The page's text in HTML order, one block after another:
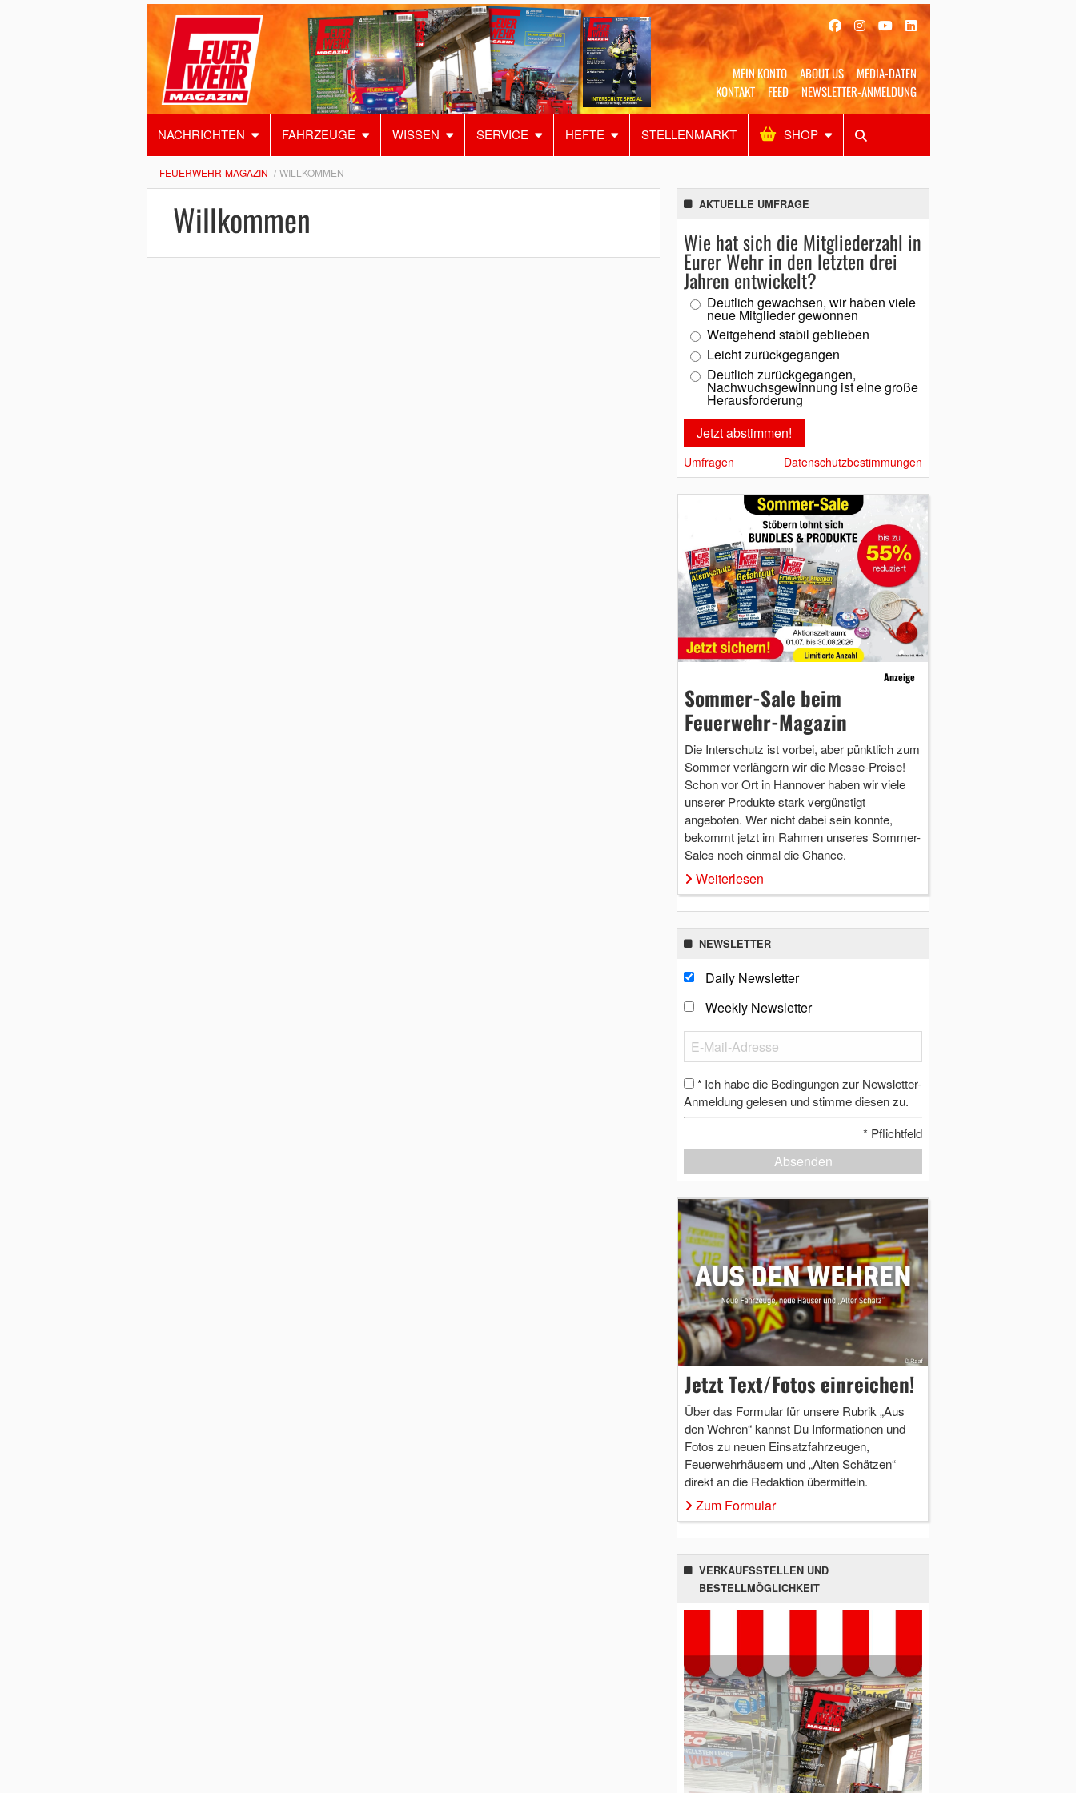
MEIN KONTO ABOUT US
MEDIA-DATEN
KONTAKT
FEED NEWSLETTER-ANMELDUNG
NACHRICHTEN FAHRZEUGE WISSEN SERVICE HEFTE STELLENMARKT SHOP
Alles Shop SUCHEN
FEUERWEHR-MAGAZIN WILLKOMMEN
Willkommen AKTUELLE UMFRAGE
Wie hat sich die Mitgliederzahl in
Eurer Wehr in den letzten drei
Jahren entwickelt?
Deutlich gewachsen, wir haben viele
neue Mitglieder gewonnen
Weitgehend stabil geblieben
Leicht zurückgegangen
Deutlich zurückgegangen,
Nachwuchsgewinnung ist eine große
Herausforderung
Umfragen Datenschutzbestimmungen
Anzeige
Sommer-Sale beim
Feuerwehr-Magazin
Die Interschutz ist vorbei, aber pünktlich zum
Sommer verlängern wir die Messe-Preise!
Schon vor Ort in Hannover haben wir viele
unserer Produkte stark vergünstigt
angeboten. Wer nicht dabei sein konnte,
bekommt jetzt im Rahmen unseres Sommer-
Sales noch einmal die Chance.
Weiterlesen
NEWSLETTER
Daily Newsletter
Weekly Newsletter
* Ich habe die Bedingungen zur Newsletter-
Anmeldung gelesen und stimme diesen zu.
* Pflichtfeld
Absenden
Jetzt Text/Fotos einreichen!
Über das Formular für unsere Rubrik „Aus
den Wehren“ kannst Du Informationen und
Fotos zu neuen Einsatzfahrzeugen,
Feuerwehrhäusern und „Alten Schätzen“
direkt an die Redaktion übermitteln.
Zum Formular
VERKAUFSSTELLEN UND
BESTELLMÖGLICHKEIT